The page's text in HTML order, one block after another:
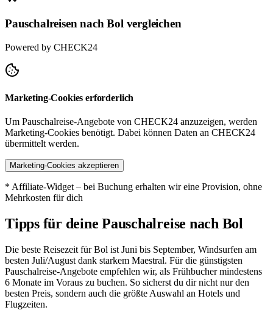
Pauschalreisen nach Bol vergleichen
Powered by CHECK24
Marketing-Cookies erforderlich
Um Pauschalreise-Angebote von CHECK24 anzuzeigen, werden
Marketing-Cookies benötigt. Dabei können Daten an CHECK24
übermittelt werden.
Marketing-Cookies akzeptieren
* Affiliate-Widget – bei Buchung erhalten wir eine Provision, ohne
Mehrkosten für dich
Tipps für deine Pauschalreise nach Bol
Die beste Reisezeit für Bol ist Juni bis September, Windsurfen am
besten Juli/August dank starkem Maestral. Für die günstigsten
Pauschalreise-Angebote empfehlen wir, als Frühbucher mindestens
6 Monate im Voraus zu buchen. So sicherst du dir nicht nur den
besten Preis, sondern auch die größte Auswahl an Hotels und
Flugzeiten.